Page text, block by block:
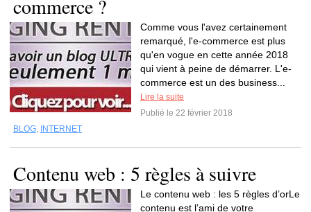
commerce ?
Comme vous l'avez certainement
remarqué, l'e-commerce est plus
qu'en vogue en cette année 2018
qui vient à peine de démarrer. L'e-
commerce est un des business...
Lire la suite
Publié le 22 février 2018
BLOG, INTERNET
Contenu web : 5 règles à suivre
Le contenu web : les 5 règles d’orLe
contenu est l’ami de votre